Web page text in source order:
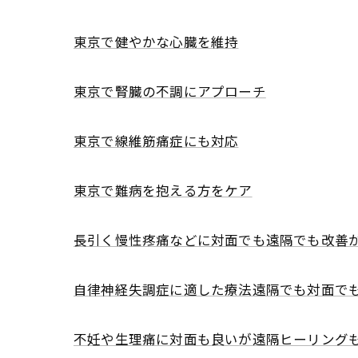
東京で健やかな心臓を維持
東京で腎臓の不調にアプローチ
東京で線維筋痛症にも対応
東京で難病を抱える方をケア
長引く慢性疼痛などに対面でも遠隔でも改善
自律神経失調症に適した療法遠隔でも対面で
不妊や生理痛に対面も良いが遠隔ヒーリング